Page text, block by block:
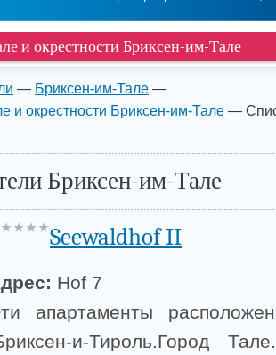
и окрестности Бриксен-им-Тале
— Бриксен-им-Тале —
и окрестности Бриксен-им-Тале —
Бриксен-им-Тале
Seewaldhof II
Hof 7
апартаменты
и-Тироль.Город